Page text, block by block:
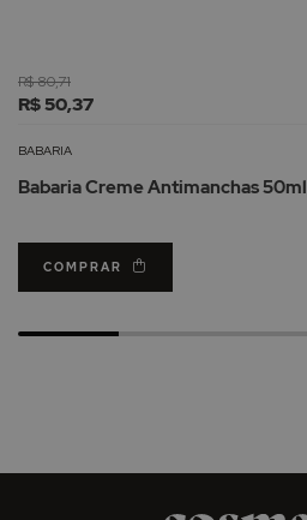
R$ 50,37
R$ 80,71
BABARIA
Babaria Creme Antimanchas 50ml
COMPRAR